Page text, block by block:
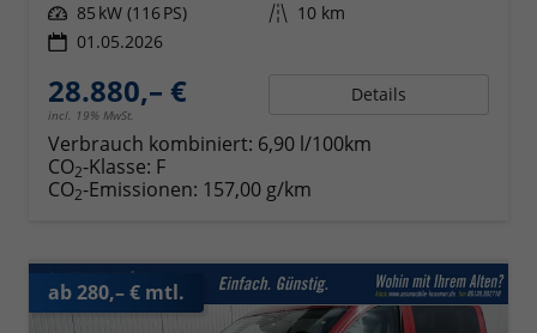
Leistung 85 kW (116 PS) Kilometerstand 10 km
01.05.2026
28.880,– €
incl. 19% MwSt.
Details
Verbrauch kombiniert: 6,90 l/100km
CO2-Klasse: F
CO2-Emissionen: 157,00 g/km
ab 280,– € mtl.